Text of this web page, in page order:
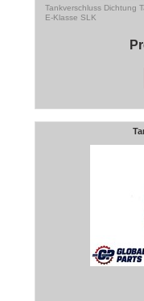
Tankverschluss Dichtung
E-Klasse SLK